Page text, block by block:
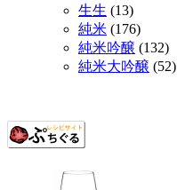
生生 (13)
純米 (176)
純米吟醸 (132)
純米大吟醸 (52)